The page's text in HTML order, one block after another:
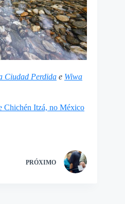
Ciudad Perdida e Wiwa
Chichén Itzá, no México
PRÓXIMO